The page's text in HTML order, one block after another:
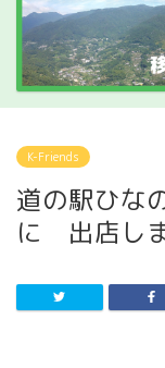
K-Friends
道の駅ひな
に 出店し